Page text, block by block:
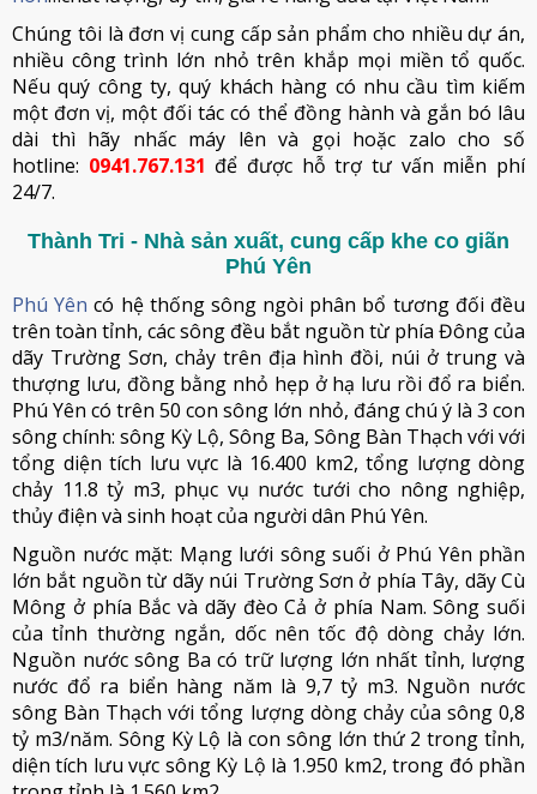
Chúng tôi là đơn vị cung cấp sản phẩm cho nhiều dự án,
nhiều công trình lớn nhỏ trên khắp mọi miền tổ quốc.
Nếu quý công ty, quý khách hàng có nhu cầu tìm kiếm
một đơn vị, một đối tác có thể đồng hành và gắn bó lâu
dài thì hãy nhấc máy lên và gọi hoặc zalo cho số
hotline: 0941.767.131 để được hỗ trợ tư vấn miễn phí
24/7.
Thành Tri - Nhà sản xuất, cung cấp khe co giãn
Phú Yên
Phú Yên có hệ thống sông ngòi phân bổ tương đối đều
trên toàn tỉnh, các sông đều bắt nguồn từ phía Đông của
dãy Trường Sơn, chảy trên địa hình đồi, núi ở trung và
thượng lưu, đồng bằng nhỏ hẹp ở hạ lưu rồi đổ ra biển.
Phú Yên có trên 50 con sông lớn nhỏ, đáng chú ý là 3 con
sông chính: sông Kỳ Lộ, Sông Ba, Sông Bàn Thạch với với
tổng diện tích lưu vực là 16.400 km2, tổng lượng dòng
chảy 11.8 tỷ m3, phục vụ nước tưới cho nông nghiệp,
thủy điện và sinh hoạt của người dân Phú Yên.
Nguồn nước mặt: Mạng lưới sông suối ở Phú Yên phần
lớn bắt nguồn từ dãy núi Trường Sơn ở phía Tây, dãy Cù
Mông ở phía Bắc và dãy đèo Cả ở phía Nam. Sông suối
của tỉnh thường ngắn, dốc nên tốc độ dòng chảy lớn.
Nguồn nước sông Ba có trữ lượng lớn nhất tỉnh, lượng
nước đổ ra biển hàng năm là 9,7 tỷ m3. Nguồn nước
sông Bàn Thạch với tổng lượng dòng chảy của sông 0,8
tỷ m3/năm. Sông Kỳ Lộ là con sông lớn thứ 2 trong tỉnh,
diện tích lưu vực sông Kỳ Lộ là 1.950 km2, trong đó phần